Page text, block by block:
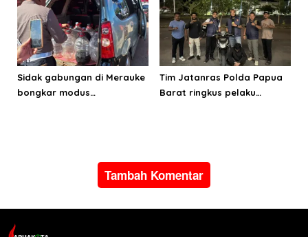
Sidak gabungan di Merauke
bongkar modus
Tim Jatanras Polda Papua
Barat ringkus pelaku
Tambah Komentar